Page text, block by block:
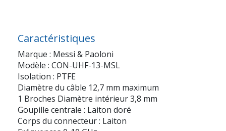
Caractéristiques
Marque : Messi & Paoloni
Modèle : CON-UHF-13-MSL
Isolation : PTFE
Diamètre du câble 12,7 mm maximum
1 Broches Diamètre intérieur 3,8 mm
Goupille centrale : Laiton doré
Corps du connecteur : Laiton